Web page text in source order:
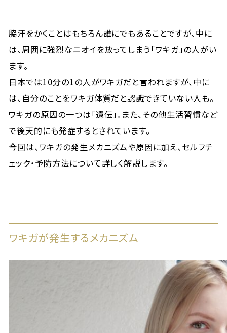
脇汗をかくことはもちろん誰にでもあることですが、中に
は、周囲に強烈なニオイを放ってしまう「ワキガ」の人がい
ます。
日本では10分の1の人がワキガだと言われますが、中に
は、自分のことをワキガ体質だと認識できていない人も。
ワキガの原因の一つは「遺伝」。また、その他生活習慣など
で後天的にも発症するとされています。
今回は、ワキガの発生メカニズムや原因に加え、セルフチ
ェック・予防方法について詳しく解説します。
ワキガが発生するメカニズム